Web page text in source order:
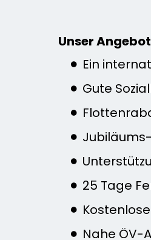
Unser Angebot
Ein
Gute
25 Tage
Nahe ÖV-